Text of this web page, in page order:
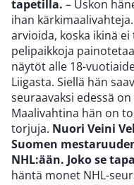
tapetilla. – Uskon
ihan
arvioida, koska ikinä
pelipaikkoja
näytöt alle 18-
Liigasta. Siellä hän
seuraavaksi edessä
Maalivahtina hän on
torjuja. Nuori Veini
Suomen
NHL:ään. Joko se
häntä monet NHL-